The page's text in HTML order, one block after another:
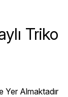
Triko
Yer Almaktadır